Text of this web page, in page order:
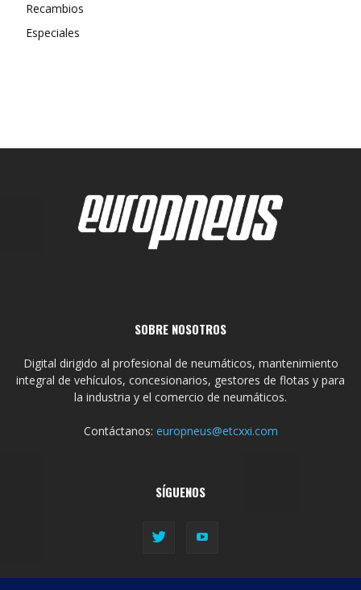
Recambios
Especiales
SOBRE NOSOTROS
Digital dirigido al profesional de neumáticos, mantenimiento
integral de vehículos, concesionarios, gestores de flotas y para
la industria y el comercio de neumáticos.
Contáctanos: europneus@etcxxi.com
SÍGUENOS